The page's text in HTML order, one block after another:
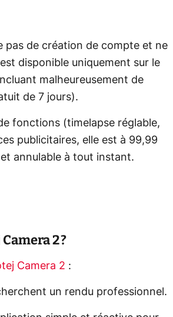
pas de création de compte et ne
disponible uniquement sur le
malheureusement de
de 7 jours).
fonctions (timelapse réglable,
publicitaires, elle est à 99,99
annulable à tout instant.
2 ?
Camera 2 :
un rendu professionnel.